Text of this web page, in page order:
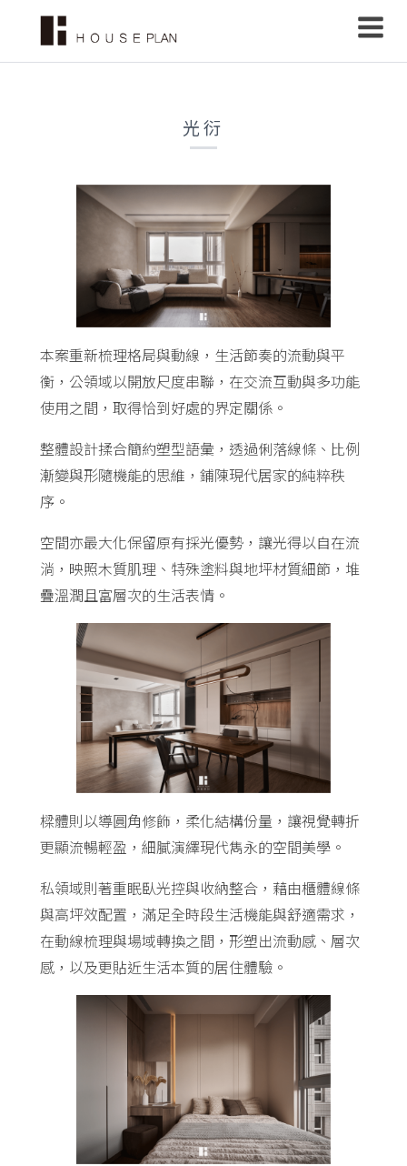
光衍
本案重新梳理格局與動線，生活節奏的流動與平
衡，公領域以開放尺度串聯，在交流互動與多功能
使用之間，取得恰到好處的界定關係。
整體設計揉合簡約塑型語彙，透過俐落線條、比例
漸變與形隨機能的思維，鋪陳現代居家的純粹秩
序。
空間亦最大化保留原有採光優勢，讓光得以自在流
淌，映照木質肌理、特殊塗料與地坪材質細節，堆
疊溫潤且富層次的生活表情。
樑體則以導圓角修飾，柔化結構份量，讓視覺轉折
更顯流暢輕盈，細膩演繹現代雋永的空間美學。
私領域則著重眠臥光控與收納整合，藉由櫃體線條
與高坪效配置，滿足全時段生活機能與舒適需求，
在動線梳理與場域轉換之間，形塑出流動感、層次
感，以及更貼近生活本質的居住體驗。